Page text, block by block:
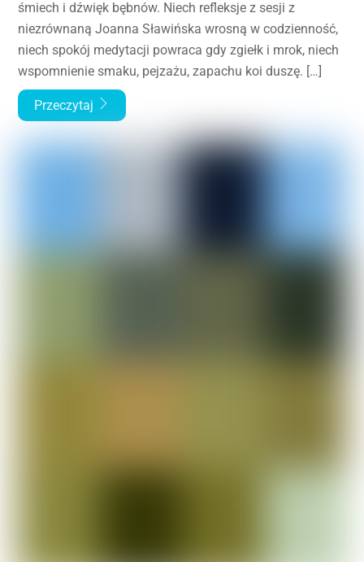
śmiech i dźwięk bębnów. Niech refleksje z sesji z
niezrównaną Joanna Sławińska wrosną w codzienność,
niech spokój medytacji powraca gdy zgiełk i mrok, niech
wspomnienie smaku, pejzażu, zapachu koi duszę. […]
Przeczytaj